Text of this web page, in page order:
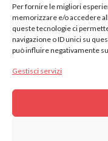
Per fornire le migliori
memorizzare e/o accedere
queste tecnologie ci
navigazione o ID unici su
può influire negativamente
Gestisci servizi
2023 © Gres
Piazza S. Marinai